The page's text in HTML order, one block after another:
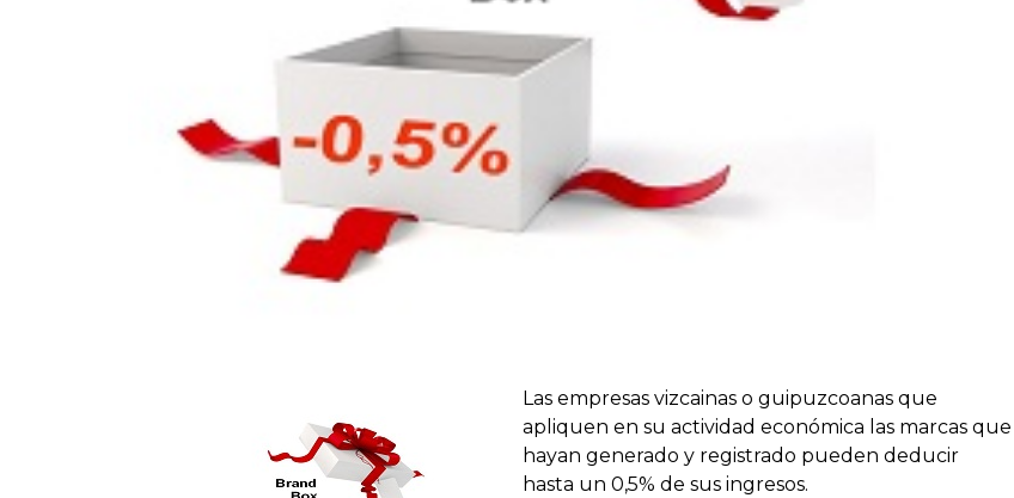
Las empresas vizcainas o guipuzcoanas que
apliquen en su actividad económica las marcas que
hayan generado y registrado pueden deducir
hasta un 0,5% de sus ingresos.